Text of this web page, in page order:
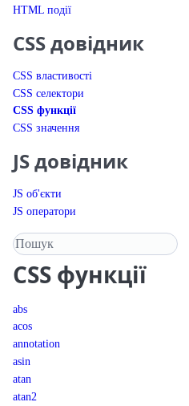
HTML події
CSS довідник
CSS властивості
CSS селектори
CSS функції
CSS значення
JS довідник
JS об'єкти
JS оператори
Пошук у довіднику
CSS функції
abs
acos
annotation
asin
atan
atan2